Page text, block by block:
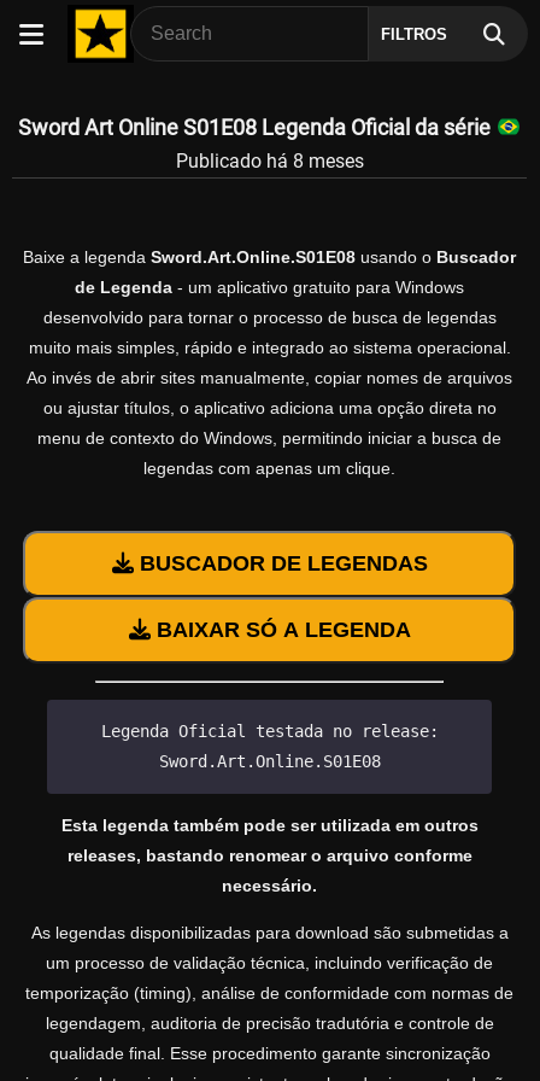
FILTROS
Sword Art Online S01E08 Legenda Oficial da série
Publicado há 8 meses
Baixe a legenda Sword.Art.Online.S01E08 usando o Buscador
de Legenda - um aplicativo gratuito para Windows
desenvolvido para tornar o processo de busca de legendas
muito mais simples, rápido e integrado ao sistema operacional.
Ao invés de abrir sites manualmente, copiar nomes de arquivos
ou ajustar títulos, o aplicativo adiciona uma opção direta no
menu de contexto do Windows, permitindo iniciar a busca de
legendas com apenas um clique.
BUSCADOR DE LEGENDAS
BAIXAR SÓ A LEGENDA
Legenda Oficial testada no release:
Sword.Art.Online.S01E08
Esta legenda também pode ser utilizada em outros
releases, bastando renomear o arquivo conforme
necessário.
As legendas disponibilizadas para download são submetidas a
um processo de validação técnica, incluindo verificação de
temporização (timing), análise de conformidade com normas de
legendagem, auditoria de precisão tradutória e controle de
qualidade final. Esse procedimento garante sincronização